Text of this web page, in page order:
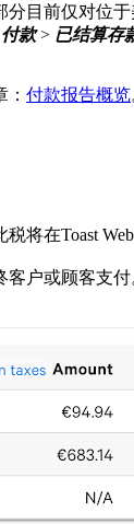
分目前仅对位于
付款> 已结算存
付款报告概览
将在Toast
户或顾客支